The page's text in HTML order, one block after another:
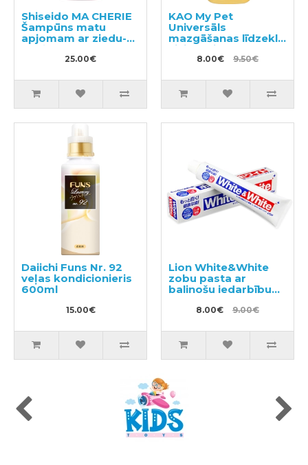
Shiseido MA CHERIE
Šampūns matu
apjomam ar ziedu-
augļu aromātu
25.00€
KAO My Pet
Universāls
mazgāšanas līdzeklis
visiem virsmu
veidiem 500ml
8.00€ 9.50€
Daiichi Funs Nr. 92
veļas kondicionieris
600ml
15.00€
Lion White&White
zobu pasta ar
balinošu iedarbību
8.00€ 9.00€